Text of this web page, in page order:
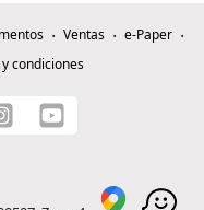
Ventas
e-Paper
condiciones